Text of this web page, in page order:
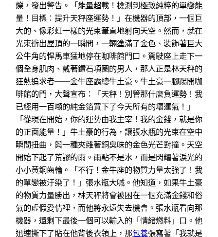
爍，發出警告。「能量超載！檢測到極致純粹的單戀能
量！目標：提升天秤座運勢！」在機器的頂部，一個巨
大的、像彩虹一樣的光束筆直地射向天空。然而，就在
光束衝出屋頂的一瞬間，一輛塗滿了金色、裝飾著巨大
公牛角的悍馬車猛地停在咖啡館門口。駕駛座上走下一
個全身肌肉、戴著鑽石項圈的男人，那人正是林天秤的
狂熱追求者——金牛座霸總牛土豪。牛土豪一腳踢開咖
啡館的門，大聲宣布：「天秤！別管那什麼負運勢！我
已經用一百噸的純金箔買下了今天所有的壞運氣！」
「從現在開始，你的運勢由我主宰！我的金錢，就是你
的正面能量！」牛土豪的行為，讓張水瓶的光束在空中
瞬間扭曲，與一種夾雜著銅臭味的金色光芒對撞。天空
開始下起了荒謬的雨。雨點不是水，而是閃耀著淚光的
小小黃銅齒輪。「不行！金牛座的物質力量太強了！我
的單戀被汙染了！」張水瓶大喊。他知道，如果牛土豪
的物質力量勝出，林天秤將會被困在一個充滿金錢和俗
氣的虛假愛情裡，而他將永遠失去機會。張水瓶看向那
機器，還剩下最後一個可以輸入的「情緒燃料」口。他
迅速撕下了貼在他背後衣領上，那包養張寫著「我就是